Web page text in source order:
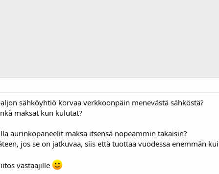
sähköyhtiö korvaa verkkoonpäin menevästä sähköstä?
maksat kun kulutat?
aurinkopaneelit maksa itsensä nopeammin takaisin?
jos se on jatkuvaa, siis että tuottaa vuodessa enemmän
vastaajille